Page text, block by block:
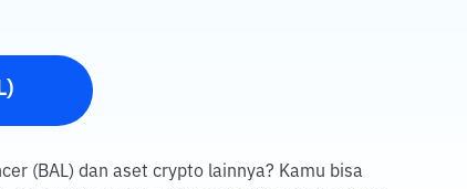
(BAL) dan aset crypto lainnya? Kamu bisa